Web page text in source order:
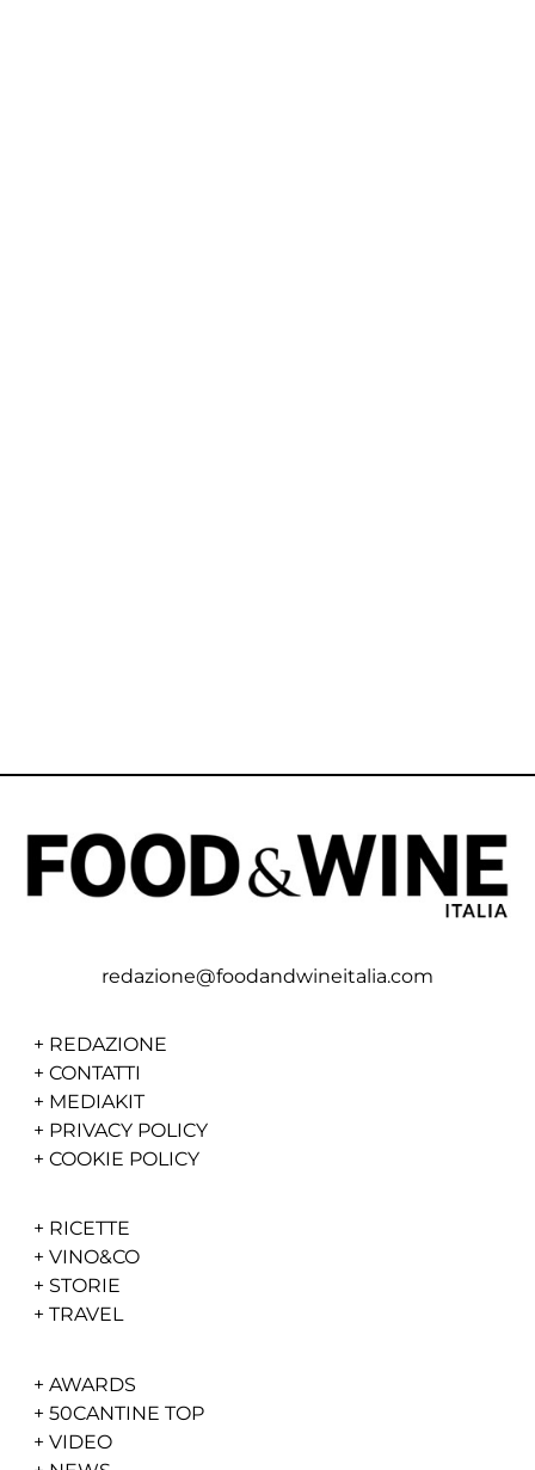
redazione@foodandwineitalia.com
+ REDAZIONE
+ CONTATTI
+ MEDIAKIT
+ PRIVACY POLICY
+ COOKIE POLICY
+ RICETTE
+ VINO&CO
+ STORIE
+ TRAVEL
+ AWARDS
+ 50CANTINE TOP
+ VIDEO